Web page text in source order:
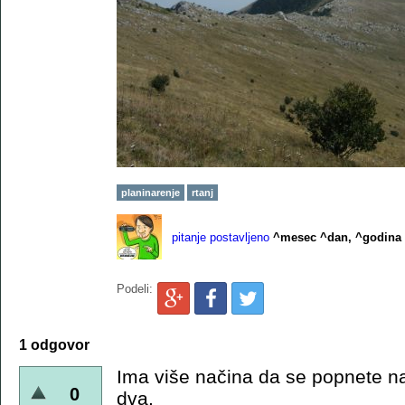
planinarenje rtanj
pitanje postavljeno ^mesec ^dan, ^godina
Podeli:
1 odgovor
0
Ima više načina da se popnete
dva.